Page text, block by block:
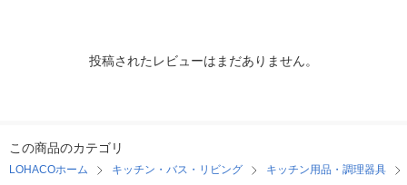
投稿されたレビューはまだありません。
この商品のカテゴリ
LOHACOホーム キッチン・バス・リビング キッチン用品・調理器具